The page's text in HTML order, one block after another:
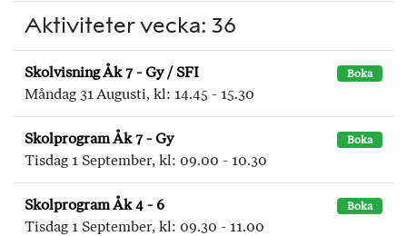
Aktiviteter vecka: 36
Skolvisning Åk 7 - Gy / SFI Boka
Måndag 31 Augusti, kl: 14.45 - 15.30
Skolprogram Åk 7 - Gy Boka
Tisdag 1 September, kl: 09.00 - 10.30
Skolprogram Åk 4 - 6 Boka
Tisdag 1 September, kl: 09.30 - 11.00